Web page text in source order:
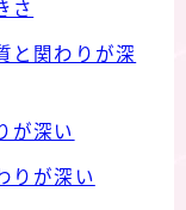
さ
と関わりが深
が深い
りが深い